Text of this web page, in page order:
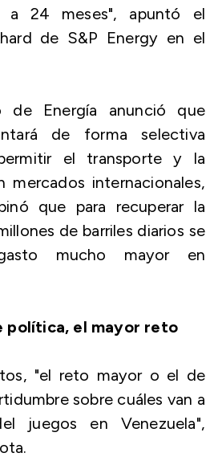
a 24 meses", apuntó el
de S&P Energy en el
de Energía anunció que
de forma selectiva
el transporte y la
mercados internacionales,
que para recuperar la
de barriles diarios se
mucho mayor en
política, el mayor reto
"el reto mayor o el de
sobre cuáles van a
juegos en Venezuela",